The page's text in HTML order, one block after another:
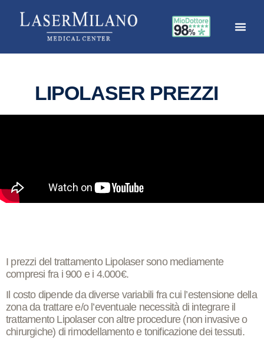
LIPOLASER PREZZI
I prezzi del trattamento Lipolaser sono mediamente
compresi fra i 900 e i 4.000€.
Il costo dipende da diverse variabili fra cui l’estensionedella
zona da trattare e/o l’eventuale necessità di integrare il
trattamento Lipolaser con altre procedure (non invasive o
chirurgiche) di rimodellamento e tonificazionedei tessuti.